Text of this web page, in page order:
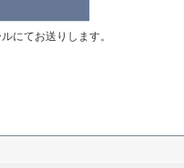
にてお送りします。